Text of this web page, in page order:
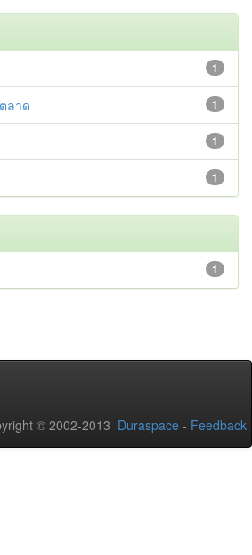
1
1
ลาด
1
1
1
© 2002-2013 Duraspace - Feedback